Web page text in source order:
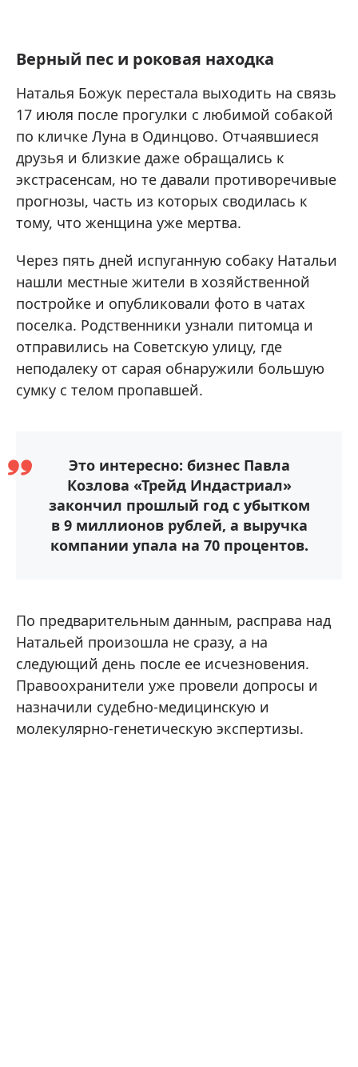
Верный пес и роковая находка
Наталья Божук перестала выходить на связь
17 июля после прогулки с любимой собакой
по кличке Луна в Одинцово. Отчаявшиеся
друзья и близкие даже обращались к
экстрасенсам, но те давали противоречивые
прогнозы, часть из которых сводилась к
тому, что женщина уже мертва.
Через пять дней испуганную собаку Натальи
нашли местные жители в хозяйственной
постройке и опубликовали фото в чатах
поселка. Родственники узнали питомца и
отправились на Советскую улицу, где
неподалеку от сарая обнаружили большую
сумку с телом пропавшей.
Это интересно: бизнес Павла
Козлова «Трейд Индастриал»
закончил прошлый год с убытком
в 9 миллионов рублей, а выручка
компании упала на 70 процентов.
По предварительным данным, расправа над
Натальей произошла не сразу, а на
следующий день после ее исчезновения.
Правоохранители уже провели допросы и
назначили судебно-медицинскую и
молекулярно-генетическую экспертизы.